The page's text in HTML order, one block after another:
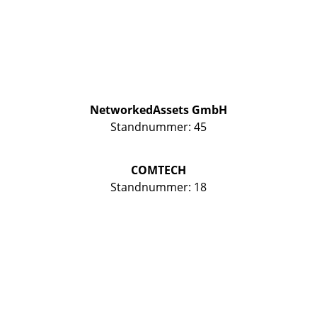
NetworkedAssets GmbH
Standnummer: 45
COMTECH
Standnummer: 18